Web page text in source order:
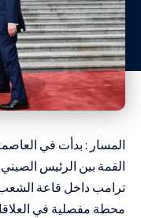
المسار : بدأت في
القمة بين الرئيس
ترامب داخل قاعة الشعب
محطة مفصلية في